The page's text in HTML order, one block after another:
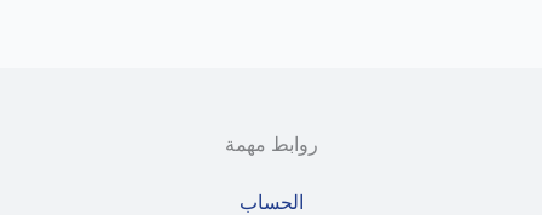
روابط مهمة
الحساب